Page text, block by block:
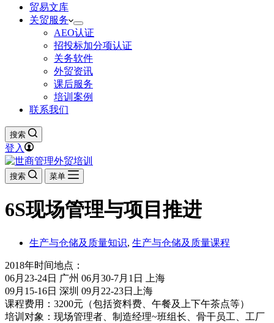
贸易文库
关贸服务
AEO认证
招投标加分项认证
关务软件
外贸资讯
课后服务
培训案例
联系我们
搜索
登入
搜索 菜单
6S现场管理与项目推进
生产与仓储及质量知识, 生产与仓储及质量课程
2018年时间地点：
06月23-24日 广州 06月30-7月1日 上海
09月15-16日 深圳 09月22-23日上海
课程费用：3200元（包括资料费、午餐及上下午茶点等）
培训对象：现场管理者、制造经理~班组长、骨干员工、工厂